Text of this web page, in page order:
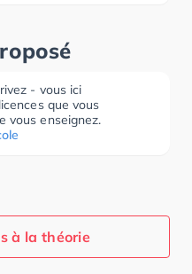
- vous ici
que vous
vous enseignez.
à la théorie